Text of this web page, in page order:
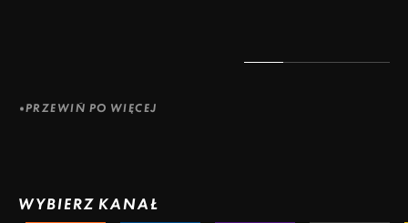
PRZEWIŃ PO WIĘCEJ
WYBIERZ KANAŁ